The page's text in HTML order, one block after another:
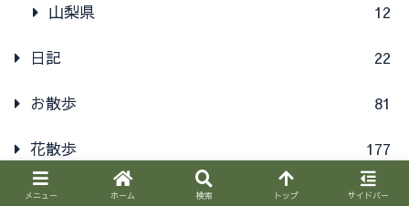
山梨県 12
日記 22
お散歩 81
花散歩 177
赤城自然園 59
メニュー ホーム 検索 トップ サイドバー